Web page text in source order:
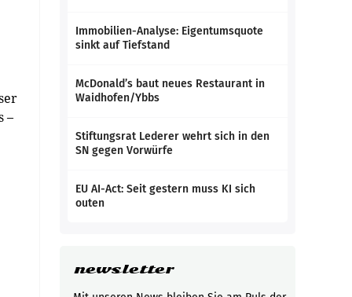
–
Immobilien-Analyse: Eigentumsquote
sinkt auf Tiefstand
McDonald’s baut neues Restaurant in
Waidhofen/Ybbs
Stiftungsrat Lederer wehrt sich in den
SN gegen Vorwürfe
EU AI-Act: Seit gestern muss KI sich
outen
newsletter